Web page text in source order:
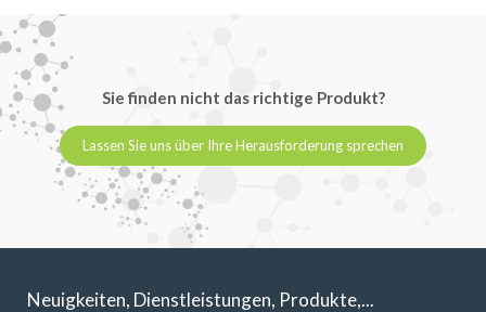
Sie finden nicht das richtige Produkt?
Lassen Sie uns über Ihre Herausforderung sprechen
Neuigkeiten, Dienstleistungen, Produkte,...